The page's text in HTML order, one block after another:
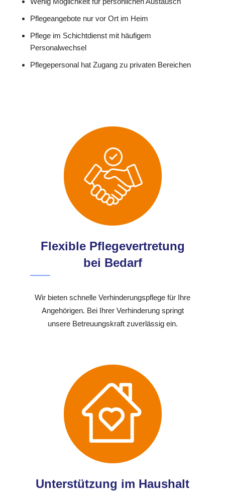
Pflegeangebote nur vor Ort im Heim
Pflege im Schichtdienst mit häufigem
Personalwechsel
Pflegepersonal hat Zugang zu privaten Bereichen
Flexible Pflegevertretung
bei Bedarf
Wir bieten schnelle Verhinderungspflege für Ihre
Angehörigen. Bei Ihrer Verhinderung springt
unsere Betreuungskraft zuverlässig ein.
Unterstützung im Haushalt